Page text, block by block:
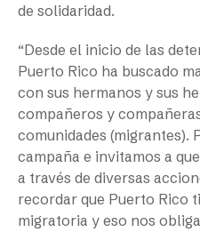
de solidaridad.
“Desde el inicio de las
Puerto Rico ha buscado
con sus hermanos y sus
compañeros y
comunidades (migrantes).
campaña e invitamos a
a través de diversas
recordar que Puerto Rico
migratoria y eso nos